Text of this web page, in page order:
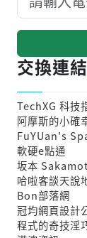
交換連結
TechXG 科技
阿摩斯的小確
FuYUan's
軟硬e點通
坂本
哈啦客談天說
Bon部落網
冠均網頁設計
程式的奇技淫